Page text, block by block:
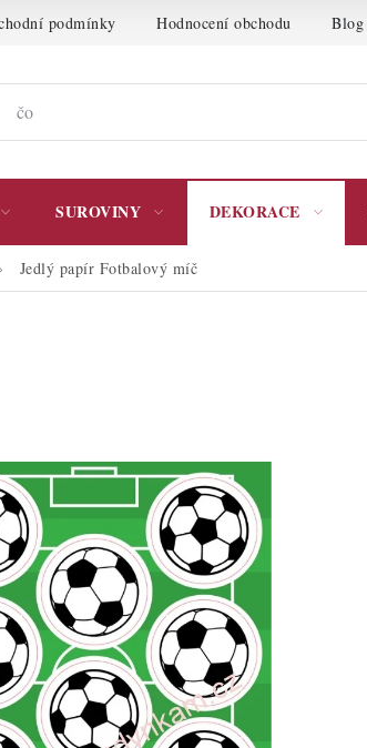
podmínky Hodnocení obchodu Blog
SUROVINY DEKORACE
Jedlý papír Fotbalový míč